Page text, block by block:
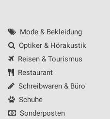
Mode & Bekleidung
Optiker & Hörakustik
Reisen & Tourismus
Restaurant
Schreibwaren & Büro
Schuhe
Sonderposten
Statistiken oder
verschiedenen
der Angebote
zur Auswahl von